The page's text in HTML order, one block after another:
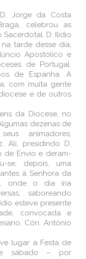
Jorge da Costa
celebrou as
D. Ilídio
tarde desse dia,
Apostólico e
de Portugal.
de Espanha. A
com muita gente
e de outros
da Diocese, no
dezenas de
animadores,
Ali, presidindo D.
de Envio e deram-
se, depois, uma
à Senhora da
onde o dia iria
saboreando
esteve presente
convocada e
Cón. António
lugar a Festa de
sábado – por